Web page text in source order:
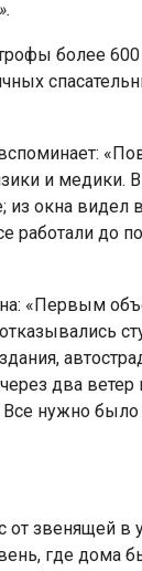
».
более
и медики.
окна видел
до
«Пер­вым
два
нужно
от звенящей
где дома